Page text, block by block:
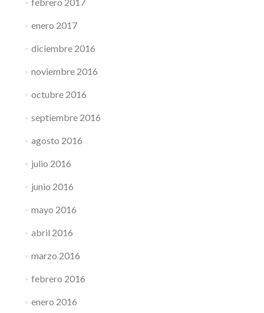
enero 2017
diciembre 2016
noviembre 2016
octubre 2016
septiembre 2016
agosto 2016
julio 2016
junio 2016
mayo 2016
abril 2016
marzo 2016
febrero 2016
enero 2016